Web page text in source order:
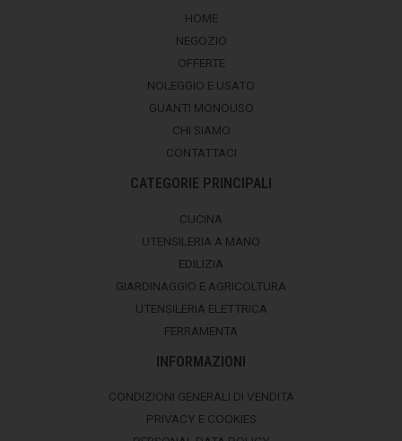
HOME
NEGOZIO
OFFERTE
NOLEGGIO E USATO
GUANTI MONOUSO
CHI SIAMO
CONTATTACI
CATEGORIE PRINCIPALI
CUCINA
UTENSILERIA A MANO
EDILIZIA
GIARDINAGGIO E AGRICOLTURA
UTENSILERIA ELETTRICA
FERRAMENTA
INFORMAZIONI
CONDIZIONI GENERALI DI VENDITA
PRIVACY E COOKIES